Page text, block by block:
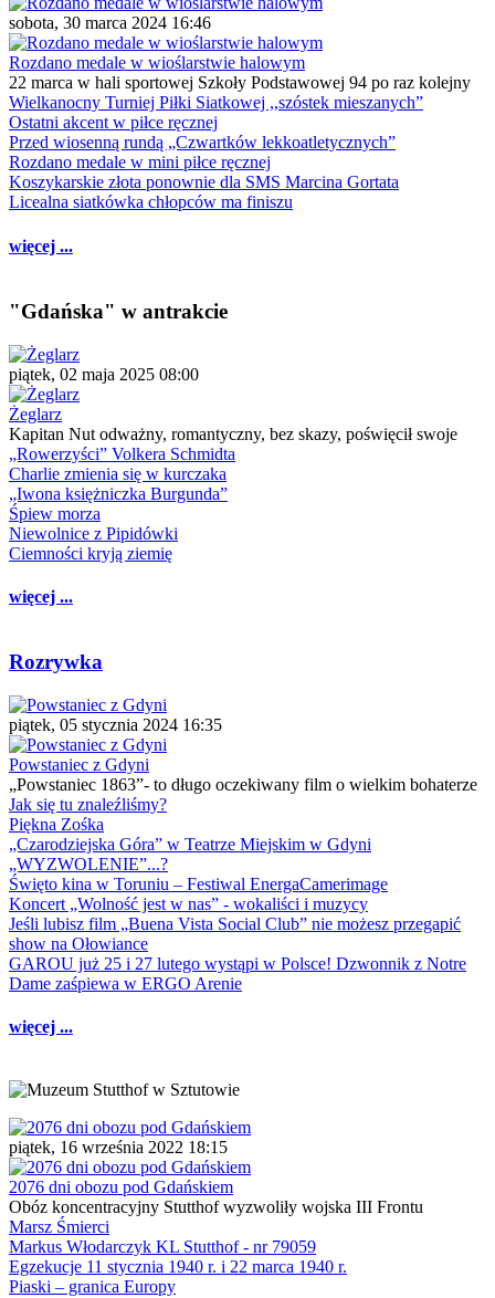
sobota, 30 marca 2024 16:46
Rozdano medale w wioślarstwie halowym
22 marca w hali sportowej Szkoły Podstawowej 94 po raz kolejny
Wielkanocny Turniej Piłki Siatkowej ,,szóstek mieszanych”
Ostatni akcent w piłce ręcznej
Przed wiosenną rundą „Czwartków lekkoatletycznych”
Rozdano medale w mini piłce ręcznej
Koszykarskie złota ponownie dla SMS Marcina Gortata
Licealna siatkówka chłopców ma finiszu
więcej ...
"Gdańska" w antrakcie
piątek, 02 maja 2025 08:00
Żeglarz
Kapitan Nut odważny, romantyczny, bez skazy, poświęcił swoje
„Rowerzyści” Volkera Schmidta
Charlie zmienia się w kurczaka
„Iwona księżniczka Burgunda”
Śpiew morza
Niewolnice z Pipidówki
Ciemności kryją ziemię
więcej ...
Rozrywka
piątek, 05 stycznia 2024 16:35
Powstaniec z Gdyni
„Powstaniec 1863”- to długo oczekiwany film o wielkim bohaterze
Jak się tu znaleźliśmy?
Piękna Zośka
„Czarodziejska Góra” w Teatrze Miejskim w Gdyni
„WYZWOLENIE”...?
Święto kina w Toruniu – Festiwal EnergaCamerimage
Koncert „Wolność jest w nas” - wokaliści i muzycy
Jeśli lubisz film „Buena Vista Social Club” nie możesz przegapić
show na Ołowiance
GAROU już 25 i 27 lutego wystąpi w Polsce! Dzwonnik z Notre
Dame zaśpiewa w ERGO Arenie
więcej ...
piątek, 16 września 2022 18:15
2076 dni obozu pod Gdańskiem
Obóz koncentracyjny Stutthof wyzwoliły wojska III Frontu
Marsz Śmierci
Markus Włodarczyk KL Stutthof - nr 79059
Egzekucje 11 stycznia 1940 r. i 22 marca 1940 r.
Piaski – granica Europy